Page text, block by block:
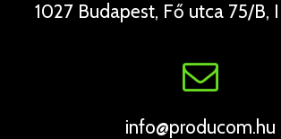
1027 Budapest, Fő utca 75/B,
info@producom.hu